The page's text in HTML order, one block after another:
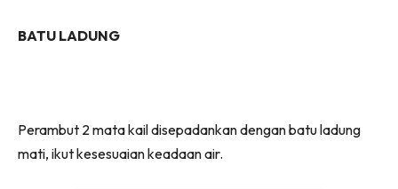
BATU LADUNG
Perambut 2 mata kail disepadankan dengan batu ladung
mati, ikut kesesuaian keadaan air.